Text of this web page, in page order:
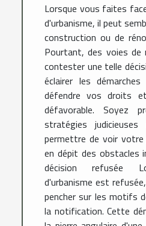
Lorsque vous faites
d'urbanisme, il peut
construction ou de
Pourtant, des voies de
contester une telle
éclairer les
défendre vos droits
défavorable. Soyez
stratégies
permettre de voir
en dépit des obstacles
décision refusée
d'urbanisme est
pencher sur les motifs
la notification. Cette